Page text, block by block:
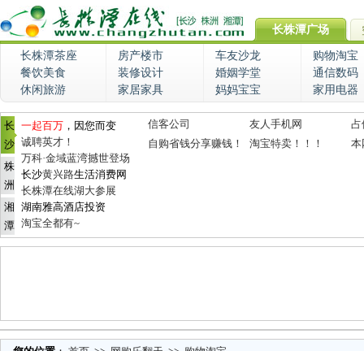
长株潭广场
长株潭茶座 房产楼市 车友沙龙
购物淘宝
餐饮美食
装修设计 婚姻学堂
通信数码
休闲旅游
家居家具 妈妈宝宝 家用电器
长
沙
株
洲
湘
潭
一起百万 ，因您而变
诚聘英才！
万科·金域蓝湾撼世登场
长沙黄兴路生活消费网
长株潭在线湖大参展
湖南雅高酒店投资
淘宝全都有~
信客公司 友人手机网
占
自购省钱分享赚钱！
淘宝特卖！！！ 本